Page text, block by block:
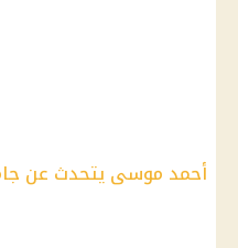
أحمد موسى يتحدث عن